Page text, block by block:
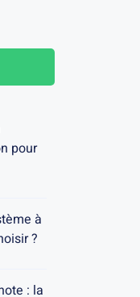
pour
à
?
: la